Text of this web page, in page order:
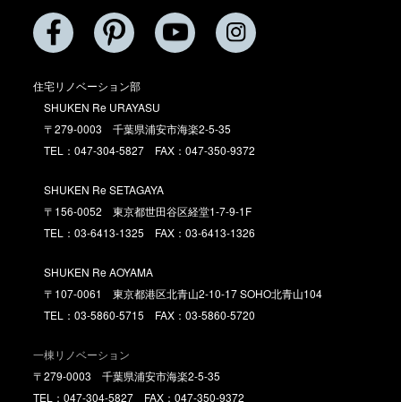
住宅リノベーション部
SHUKEN Re URAYASU
〒279-0003 千葉県浦安市海楽2-5-35
TEL：047-304-5827 FAX：047-350-9372
SHUKEN Re SETAGAYA
〒156-0052 東京都世田谷区経堂1-7-9-1F
TEL：03-6413-1325 FAX：03-6413-1326
SHUKEN Re AOYAMA
〒107-0061 東京都港区北青山2-10-17 SOHO北青山104
TEL：03-5860-5715 FAX：03-5860-5720
一棟リノベーション
〒279-0003 千葉県浦安市海楽2-5-35
TEL：047-304-5827 FAX：047-350-9372